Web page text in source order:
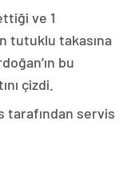
ve 1
tutuklu takasına
bu
çizdi.
tarafından servis